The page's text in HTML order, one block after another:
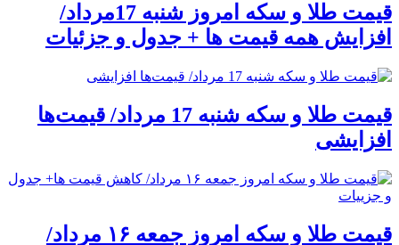
قیمت طلا و سکه امروز شنبه 17مرداد/
افزایش همه قیمت ها + جدول و جزئیات
قیمت طلا و سکه شنبه 17 مرداد/ قیمت‌ها
افزایشی
قیمت طلا و سکه امروز جمعه ۱۶ مرداد/